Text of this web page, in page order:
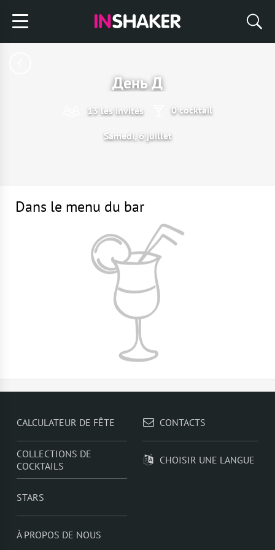
День Д
13 les invités 0 cocktail
Samedi, 6 juillet
Dans le menu du bar
CALCULATEUR DE FÊTE
COLLECTIONS DE
COCKTAILS
STARS
À PROPOS DE NOUS
CONTACTS
CHOISIR UNE LANGUE